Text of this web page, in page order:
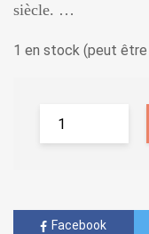
siècle. …
1 en stock (peut être
Facebook